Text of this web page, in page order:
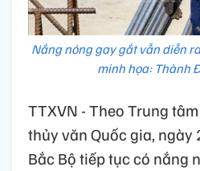
Nắng nóng gay gắt vẫn diễn
minh họa: Thành
TTXVN - Theo Trung
thủy văn Quốc gia,
Bắc Bộ tiếp tục có nắng